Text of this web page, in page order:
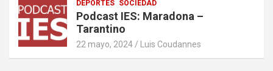
DEPORTES SOCIEDAD
Podcast IES: Maradona –
Tarantino
22 mayo, 2024 Luis Coudannes